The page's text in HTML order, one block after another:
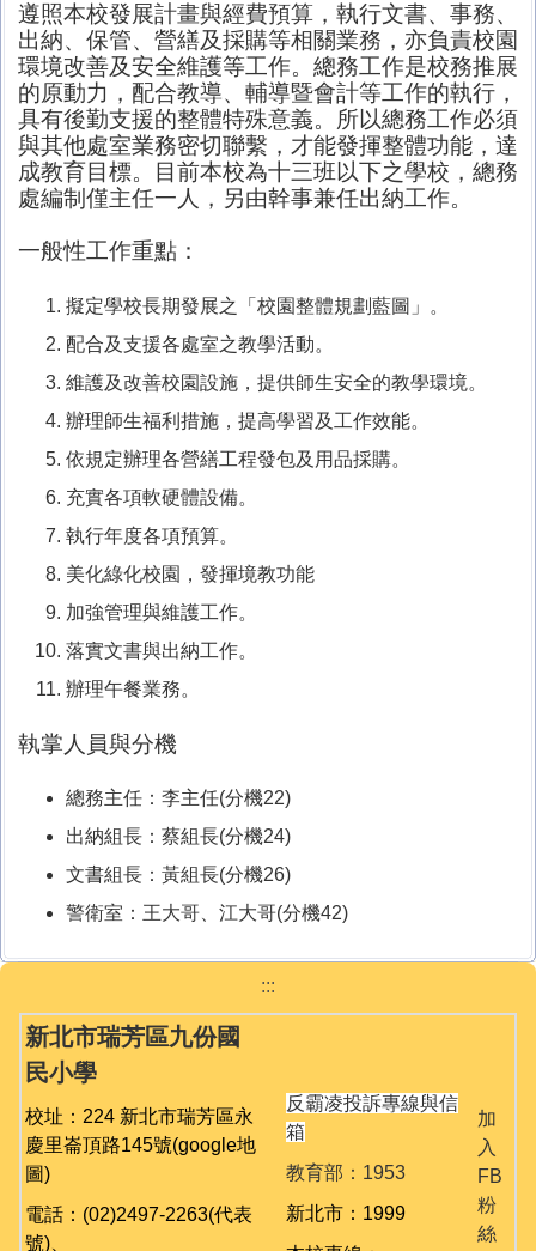
遵照本校發展計畫與經費預算，執行文書、事務、
出納、保管、營繕及採購等相關業務，亦負責校園
環境改善及安全維護等工作。總務工作是校務推展
的原動力，配合教導、輔導暨會計等工作的執行，
具有後勤支援的整體特殊意義。所以總務工作必須
與其他處室業務密切聯繫，才能發揮整體功能，達
成教育目標。目前本校為十三班以下之學校，總務
處編制僅主任一人，另由幹事兼任出納工作。
一般性工作重點：
擬定學校長期發展之「校園整體規劃藍圖」。
配合及支援各處室之教學活動。
維護及改善校園設施，提供師生安全的教學環境。
辦理師生福利措施，提高學習及工作效能。
依規定辦理各營繕工程發包及用品採購。
充實各項軟硬體設備。
執行年度各項預算。
美化綠化校園，發揮境教功能
加強管理與維護工作。
落實文書與出納工作。
辦理午餐業務。
執掌人員與分機
總務主任：李主任(分機22)
出納組長：蔡組長(分機24)
文書組長：黃組長(分機26)
警衛室：王大哥、江大哥(分機42)
:::
新北市瑞芳區九份國
民小學
校址：224 新北市瑞芳區永
慶里崙頂路145號(google地
圖)
電話：(02)2497-2263(代表
號)、
反霸凌投訴專線與信
箱
教育部：1953
新北市：1999
加
入
FB
粉
絲